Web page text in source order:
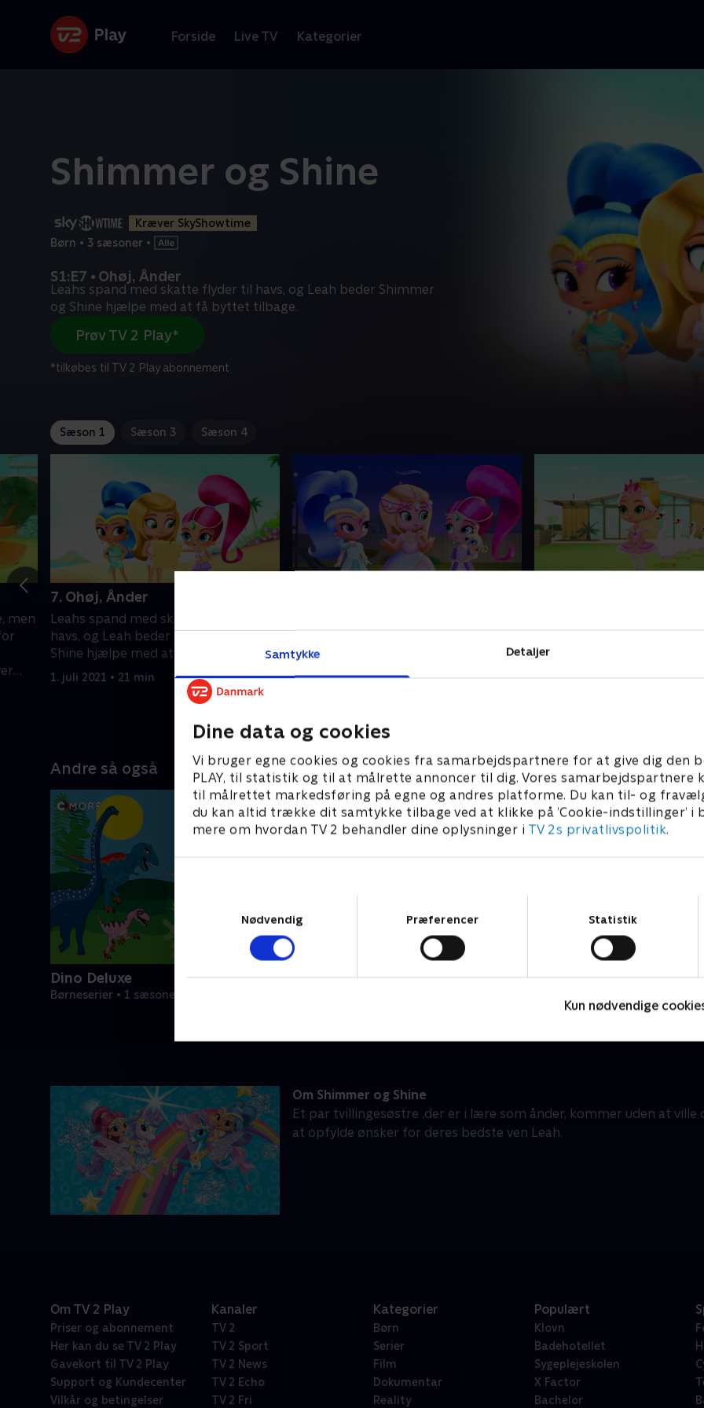
Samtykke Detaljer
Dine data og cookies
Vi bruger egne cookies og cookies fra samarbejdspartnere for at give dig den
PLAY, til statistik og til at målrette annoncer til dig. Vores samarbejdspartnere
til målrettet markedsføring på egne og andres platforme. Du kan til- og
du kan altid trække dit samtykke tilbage ved at klikke på ’Cookie-indstillinger’ i
mere om hvordan TV 2 behandler dine oplysninger i TV 2s privatlivspolitik.
Nødvendig
Præferencer Statistik
Kun nødvendige
Forside Live TV Kategorier
Shimmer og Shine
Kræver SkyShowtime
Børn • 3 sæsoner •
S1:E7 • Ohøj, Ånder
Leahs spand med skatte flyder til havs, og Leah beder Shimmer
og Shine hjælpe med at få byttet tilbage.
Prøv TV 2 Play*
*tilkøbes til TV 2 Play abonnement
Sæson 1 Sæson 3 Sæson 4
men
7. Ohøj, Ånder
Leahs spand med skatte flyder til
havs, og Leah beder Shimmer og
Shine hjælpe med at få byttet tilbage.
1. juli 2021 • 21 min
da Leahs popcorn brænder på og
yndlingsballet Svanesøen,
Andre så også
Dino Deluxe
Børneserier • 1 sæsoner
Om Shimmer og Shine
Et par tvillingesøstre ,der er i lære som ånder, kommer uden at
at opfylde ønsker for deres bedste ven Leah.
Om TV 2 Play
Priser og abonnement
Her kan du se TV 2 Play
Gavekort til TV 2 Play
Support og Kundecenter
Vilkår og betingelser
Kanaler
TV 2
TV 2 Sport
TV 2 News
TV 2 Echo
TV 2 Fri
Kategorier
Børn
Serier
Film
Dokumentar
Reality
Populært
Klovn
Badehotellet
Sygeplejeskolen
X Factor
Bachelor